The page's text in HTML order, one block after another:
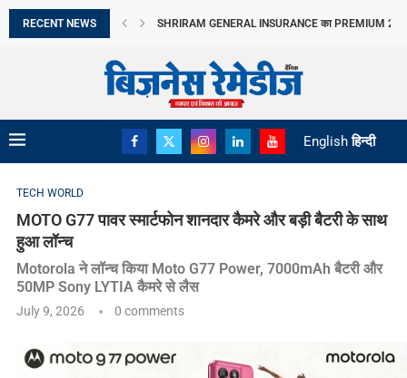
RECENT NEWS CANTABIL की Q1 में तेज GROWTH, EBITDA MARGIN...
English हिन्दी
TECH WORLD
MOTO G77 पावर स्मार्टफोन शानदार कैमरे और बड़ी बैटरी के साथ
हुआ लॉन्च
Motorola ने लॉन्च किया Moto G77 Power, 7000mAh बैटरी और
50MP Sony LYTIA कैमरे से लैस
July 9, 2026 0 comments